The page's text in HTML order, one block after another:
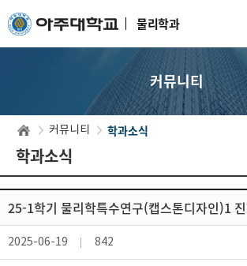
물리학과
커뮤니티
커뮤니티 학과소식
학과소식
25-1학기 물리학특수연구(캡스톤디자인)1
2025-06-19 842